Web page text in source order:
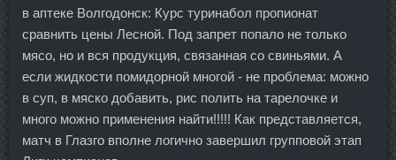
в аптеке Волгодонск: Курс туринабол пропионат
сравнить цены Лесной. Под запрет попало не только
мясо, но и вся продукция, связанная со свиньями. А
если жидкости помидорной многой - не проблема: можно
в суп, в мяско добавить, рис полить на тарелочке и
много можно применения найти!!!!! Как представляется,
матч в Глазго вполне логично завершил групповой этап